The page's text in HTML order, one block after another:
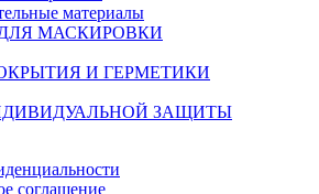
материалы
МАСКИРОВКИ
И ГЕРМЕТИКИ
ЗАЩИТЫ
соглашение